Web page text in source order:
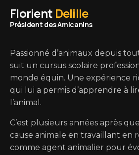
Florient Delille
Président des Amicanins
Passionné d’animaux depuis
suit un cursus scolaire
monde équin. Une expérience
qui lui a permis d’apprendre à
l’animal.
C’est plusieurs années après
cause animale en travaillant en
comme agent animalier pour